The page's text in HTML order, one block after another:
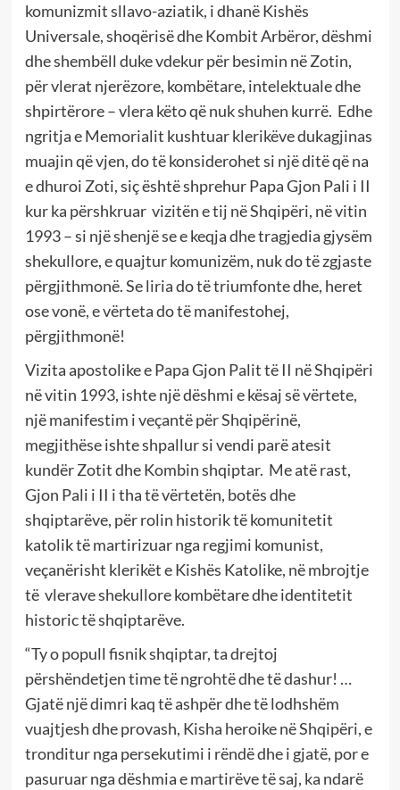
komunizmit sllavo-aziatik, i dhanë Kishës
Universale, shoqërisë dhe Kombit Arbëror, dëshmi
dhe shembëll duke vdekur për besimin në Zotin,
për vlerat njerëzore, kombëtare, intelektuale dhe
shpirtërore – vlera këto që nuk shuhen kurrë. Edhe
ngritja e Memorialit kushtuar klerikëve dukagjinas
muajin që vjen, do të konsiderohet si një ditë që na
e dhuroi Zoti, siç është shprehur Papa Gjon Pali i II
kur ka përshkruar vizitën e tij në Shqipëri, në vitin
1993 – si një shenjë se e keqja dhe tragjedia gjysëm
shekullore, e quajtur komunizëm, nuk do të zgjaste
përgjithmonë. Se liria do të triumfonte dhe, heret
ose vonë, e vërteta do të manifestohej,
përgjithmonë!
Vizita apostolike e Papa Gjon Palit të II në Shqipëri
në vitin 1993, ishte një dëshmi e kësaj së vërtete,
një manifestim i veçantë për Shqipërinë,
megjithëse ishte shpallur si vendi parë atesit
kundër Zotit dhe Kombin shqiptar. Me atë rast,
Gjon Pali i II i tha të vërtetën, botës dhe
shqiptarëve, për rolin historik të komunitetit
katolik të martirizuar nga regjimi komunist,
veçanërisht klerikët e Kishës Katolike, në mbrojtje
të vlerave shekullore kombëtare dhe identitetit
historic të shqiptarëve.
“Ty o popull fisnik shqiptar, ta drejtoj
përshëndetjen time të ngrohtë dhe të dashur! …
Gjatë një dimri kaq të ashpër dhe të lodhshëm
vuajtjesh dhe provash, Kisha heroike në Shqipëri, e
tronditur nga persekutimi i rëndë dhe i gjatë, por e
pasuruar nga dëshmia e martirëve të saj, ka ndarë